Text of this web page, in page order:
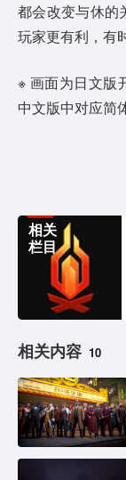
都会改变与休的
玩家更有利，有
※ 画面为日文版
中文版中对应简
相关
栏目
相关内容 10